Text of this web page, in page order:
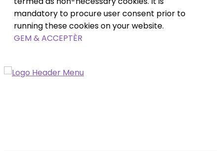
mandatory to procure user consent prior to
running these cookies on your website.
GEM & ACCEPTÈR